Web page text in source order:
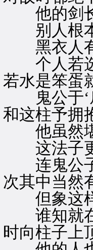
他的剑长
别人根本
黑衣人有
个人若选
若水是笨蛋
鬼公于‘
和这柱予拥
他虽然堪
这法子更
连鬼公子
次其中当然
但象这样
谁知就在
时向柱子上